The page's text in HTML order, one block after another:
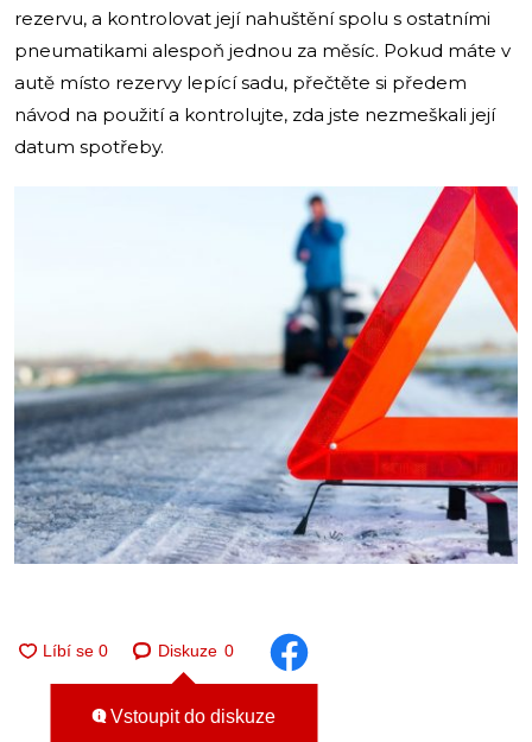
rezervu, a kontrolovat její nahuštění spolu s ostatními
pneumatikami alespoň jednou za měsíc. Pokud máte v
autě místo rezervy lepící sadu, přečtěte si předem
návod na použití a kontrolujte, zda jste nezmeškali její
datum spotřeby.
Diskuze 0
Vstoupit do diskuze